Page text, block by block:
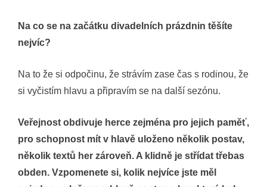
Na co se na začátku divadelních prázdnin těšíte
nejvíc?
Na to že si odpočinu, že strávím zase čas s rodinou, že
si vyčistím hlavu a připravím se na další sezónu.
Veřejnost obdivuje herce zejména pro jejich paměť,
pro schopnost mít v hlavě uloženo několik postav,
několik textů her zároveň. A klidně je střídat třebas
obden. Vzpomenete si, kolik nejvíce jste měl